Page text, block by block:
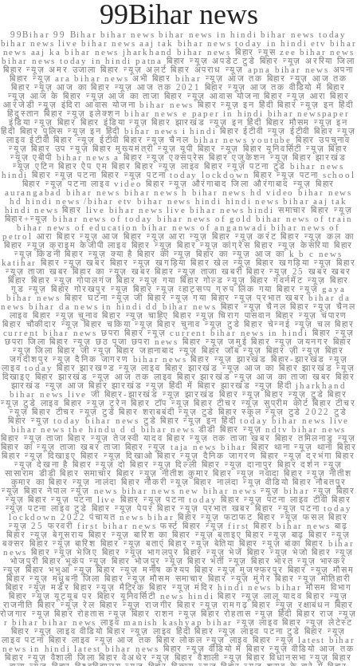
99Bihar news
99Bihar 99 Bihar bihar news bihar news in hindi bihar news today
bihar news live bihar news aaj tak bihar news today in hindi etv bihar
news aaj ka bihar news jharkhand bihar news बिहार न्यूस zee bihar news
bihar news today in hindi patna बिहार न्यूज़ अपडेट टुडे बिहार न्यूज़ अररिया जिला
बिहार न्यूज़ अमर उजाला बिहार न्यूज़ अलर्ट बिहार अपराध न्यूज़ apna bihar news अपना
बिहार न्यूज़ ara bihar news अभी बिहार bihar न्यूज़ आज तक बिहार न्यूज़ आज तक
बिहार न्यूज़ आज का बिहार न्यूज़ आज तक 2021 बिहार न्यूज़ आज तक वीडियो में बिहार
न्यूज़ आज के बिहार न्यूज़ आज का ताजा बिहार न्यूज़ आवास योजना बिहार न्यूज़ आरा बिहार
आरजेडी न्यूज़ इंदिरा आवास योजना bihar news बिहार न्यूज़ इन हिंदी बिहार न्यूज़ इन हिंदी
हिंदुस्तान बिहार न्यूज़ इलेक्शन bihar news e paper in hindi bihar newspaper
इंडिया न्यूज़ बिहार बिहार इंडिया न्यूज़ बिहार झारखंड न्यूज़ इन हिंदी बिहार मौसम न्यूज़ इन
हिंदी बिहार पुलिस न्यूज़ इन हिंदी bihar news i hindi बिहार ईटीवी न्यूज़ ईटीवी बिहार न्यूज़
लाइव ईटीवी बिहार न्यूज़ ईटीवी बिहार न्यूज़ चैनल bihar news youtube बिहार उपचुनाव
न्यूज़ बिहार उप न्यूज़ बिहार मुख्यमंत्री न्यूज़ यूपी बिहार न्यूज़ बिहार यूनिवर्सिटी न्यूज़ बिहार
न्यूज़ एबीपी bihar news a बिहार न्यूज़ एक्सप्रेस बिहार एजुकेशन न्यूज़ बिहार झारखंड
न्यूज़ एटिन बिहार ऐप एम बिहार बिहार न्यूज़ लाइव बिहार न्यूज़ पटना टुडे bihar news
hindi बिहार न्यूज़ पटना बिहार न्यूज़ पटना today lockdown बिहार न्यूज़ पटना school
बिहार न्यूज़ पटना लाइव video बिहार न्यूज़ औरंगाबाद जिला औरंगाबाद न्यूज़ बिहार
aurangabad bihar news bihar news h bihar news hd video bihar news
hd hindi news /bihar etv bihar news hindi hindi news bihar aaj tak
hindi news बिहार live bihar news live bihar news hindi समाचार बिहार न्यूज़
बिहार+न्यूज़ bihar news of today bihar news of gold bihar news of train
bihar news of education bihar news of anganwadi bihar news of
petrol आरा बिहार न्यूज़ आज बिहार न्यूज़ आरा न्यूज़ बिहार न्यूज़ करंट बिहार न्यूज़ कल का
बिहार न्यूज़ क्राइम केजीपी लाइव बिहार न्यूज़ बिहार न्यूज़ कांग्रेस बिहार न्यूज़ केसरिया बिहार
न्यूज़ किडनी बिहार न्यूज़ क्या है बिहार की न्यूज़ बिहार का न्यूज़ आज का k b c news
katihar बिहार न्यूज़ खबर बिहार न्यूज़ खगड़िया बिहार खेल न्यूज़ बिहार खगड़िया न्यूज़ बिहार
न्यूज़ ताजा खबर बिहार का न्यूज़ खबर बिहार न्यूज़ ताजा खबरी बिहार न्यूज़ 25 खबर खबर
बिहार बिहार न्यूज़ गोपालगंज बिहार न्यूज़ गया बिहार गोल्ड न्यूज़ बिहार गवर्नमेंट न्यूज़ बिहार
गुड न्यूज़ बिहार गोरखपुर न्यूज़ बिहार न्यूज़ व्हाट्सप्प ग्रुप लिंक गया बिहार न्यूज़ gaya
bihar news बिहार घटना न्यूज़ जी बिहार न्यूज़ गया बिहार न्यूज़ प्रभात खबर bihar da
news bihar da news in hindi dd bihar news बिहार न्यूज़ चैनल बिहार न्यूज़ चैनल
लाइव बिहार न्यूज़ चुनाव बिहार न्यूज़ चाहिए बिहार न्यूज़ चिराग पासवान बिहार न्यूज़ चंपारण
बिहार चौकीदार न्यूज़ बिहार चकिया न्यूज़ बिहार चुनाव न्यूज़ टुडे बिहार चेन्नई न्यूज़ चल बिहार
current bihar news छपरा बिहार न्यूज़ current bihar news in hindi बिहार न्यूज़
छपरा जिला बिहार न्यूज़ छठ पूजा छपरा news बिहार न्यूज़ जमुई बिहार न्यूज़ जयनगर बिहार
न्यूज़ जिला बिहार जी न्यूज़ बिहार जहानाबाद न्यूज़ बिहार जॉब न्यूज़ बिहार ज़ी न्यूज़ बिहार
जगदीशपुर न्यूज़ दैनिक जागरण bihar news बिहार न्यूज़ झारखंड बिहार-झारखंड न्यूज़
लाइव today बिहार झारखण्ड न्यूज़ लाइव बिहार झारखंड न्यूज़ आज का बिहार झारखंड न्यूज़
दिखाइए बिहार झारखंड न्यूज़ आज तक लाइव बिहार झारखंड न्यूज़ आज का ताजा खबर बिहार
झारखंड न्यूज़ आज बिहार झारखंड न्यूज़ हिंदी में बिहार झारखंड न्यूज़ हिंदी jharkhand
bihar news live जी बिहार-झारखंड न्यूज़ झारखंड बिहार न्यूज़ बिहार न्यूज़ टुडे बिहार
न्यूज़ टुडे लाइव बिहार न्यूज़ ट्रेन बिहार टॉप न्यूज़ बिहार टीचर न्यूज़ सुप्रीम कोर्ट बिहार टीचर
न्यूज़ बिहार टीचर न्यूज़ टुडे बिहार शराबबंदी न्यूज़ टुडे बिहार स्कूल न्यूज़ टुडे 2022 टुडे
बिहार न्यूज़ today bihar news टुडे बिहार न्यूज़ इन हिंदी today bihar news live
bihar news the hindu d d bihar news डीडी बिहार न्यूज़ ndtv bihar news
बिहार न्यूज़ ताजा बिहार न्यूज़ तेजस्वी यादव बिहार न्यूज़ तक ताजा खबर बिहार तमिलनाडु न्यूज़
बिहार का न्यूज़ ताजा खबर ताजा बिहार न्यूज़ taja news bihar बिहार थाना न्यूज़ थाना बिहार
बिहार न्यूज़ दिखाइए बिहार न्यूज़ दिखाओ बिहार न्यूज़ दैनिक जागरण बिहार न्यूज़ दरभंगा बिहार
न्यूज़ देखना है बिहार न्यूज़ दो बिहार न्यूज़ दिल्ली बिहार न्यूज़ दानापुर बिहार दर्शन न्यूज़
सासाराम डीडी बिहार समाचार बिहार न्यूज़ नीतीश कुमार बिहार न्यूज़ नवादा बिहार न्यूज़ नीतीश
कुमार का बिहार न्यूज़ नालंदा बिहार नौकरी न्यूज़ बिहार नालंदा न्यूज़ वीडियो बिहार नौबतपुर
न्यूज़ बिहार नेपाल न्यूज़ news bihar news new bihar news न्यूज़ bihar न्यूज़ बिहार
न्यूज़ बिहार न्यूज़ पटना live बिहार न्यूज़ पटना today बिहार न्यूज़ पटना लाइव टीवी बिहार
न्यूज़ पटना लाइव टुडे बिहार न्यूज़ पेपर बिहार न्यूज़ प्रभात खबर बिहार न्यूज़ पटना today
lockdown 2022 पंचायत news bihar बिहार न्यूज़ फटाफट बिहार न्यूज़ फसल बिहार
न्यूज़ 25 फरवरी first bihar news फर्स्ट बिहार न्यूज़ first बिहार bihar news बाढ़
बिहार न्यूज़ बेगूसराय बिहार न्यूज़ बारिश का बिहार न्यूज़ बताइए बिहार न्यूज़ बाढ़ बिहार न्यूज़
बक्सर बिहार न्यूज़ बारिश बिहार न्यूज़ बताएं बिहार न्यूज़ बेतिया बिहार न्यूज़ बांका बिहार bihar
news बिहार न्यूज़ भेजिए बिहार न्यूज़ भागलपुर बिहार न्यूज़ भेजें बिहार न्यूज़ भेजो बिहार न्यूज़
भोजपुरी बिहार भूकंप न्यूज़ बिहार भोजपुर न्यूज़ बिहार भर्ती न्यूज़ बिहार भारत न्यूज़ भास्कर
न्यूज़ बिहार भभुआ न्यूज़ बिहार न्यूज़ मनीष कश्यप बिहार न्यूज़ मुजफ्फरपुर बिहार न्यूज़ मौसम
बिहार न्यूज़ मधुबनी जिला बिहार न्यूज़ मौसम समाचार बिहार न्यूज़ मुंगेर बिहार न्यूज़ मोतिहारी
बिहार न्यूज़ मर्डर बिहार न्यूज़ मैट्रिक बिहार न्यूज़ मंदिर hindi news bihar मौसम विभाग
बिहार न्यूज़ यूट्यूब पर बिहार यूनिवर्सिटी news hindi बिहार न्यूज़ लालू यादव बिहार न्यूज़
राजनीति बिहार न्यूज़ रेल बिहार न्यूज़ राजगीर बिहार न्यूज़ रामगढ़ बिहार न्यूज़ रक्षाबंधन बिहार
रोजगार न्यूज़ बिहार रोहतास न्यूज़ बिहार राशन न्यूज़ बिहार रोहतास न्यूज़ हिंदी बिहार राज न्यूज़
r bihar bihar news लाइव manish kashyap bihar न्यूज़ लाइव बिहार न्यूज़ लेटेस्ट
बिहार न्यूज़ लाइव वीडियो बिहार न्यूज़ लाइव हिंदी बिहार न्यूज़ लाइव पटना टुडे बिहार न्यूज़
लाइव पटना बिहार लाइव न्यूज़ आज तक बिहार लोकल न्यूज़ लाइव बिहार न्यूज़ latest bihar
news in hindi latest bihar news बिहार न्यूज़ वीडियो में बिहार न्यूज़ वीडियो आज तक
बिहार न्यूज़ वैशाली जिला बिहार वेअथेर न्यूज़ बिहार वैशाली न्यूज़ बिहार विधानसभा न्यूज़ बिहार